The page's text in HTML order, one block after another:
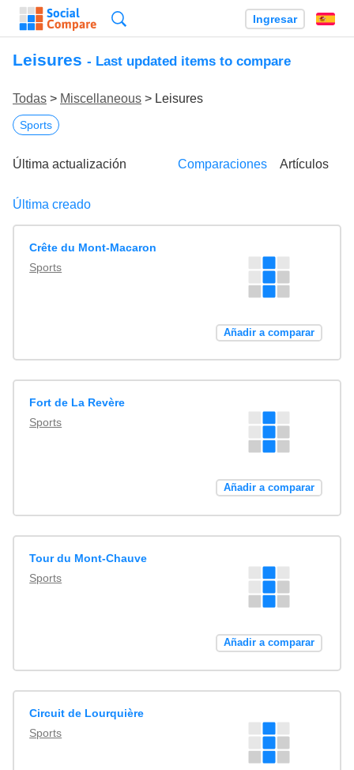
Ingresar
Leisures - Last updated items to compare
Todas > Miscellaneous > Leisures
Sports
Última actualización
Última creado
Comparaciones Artículos
Crête du Mont-Macaron
Sports
Añadir a comparar
Fort de La Revère
Sports
Añadir a comparar
Tour du Mont-Chauve
Sports
Añadir a comparar
Circuit de Lourquière
Sports